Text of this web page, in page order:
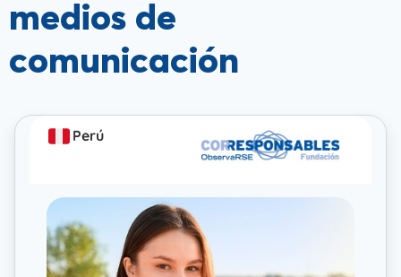
medios de
comunicación
Perú